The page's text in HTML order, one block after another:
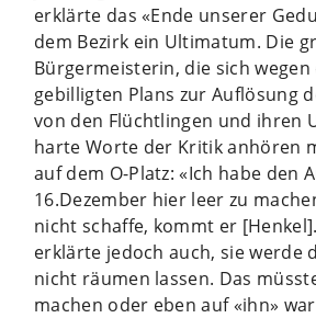
erklärte das «Ende unserer
dem Bezirk ein Ultimatum. Die
Bürgermeisterin, die sich
gebilligten Plans zur Auflösung
von den Flüchtlingen und ihren
harte Worte der Kritik anhören
auf dem O-Platz: «Ich habe den
16.Dezember hier leer zu
nicht schaffe, kommt er
erklärte jedoch auch, sie werde
nicht räumen lassen. Das
machen oder eben auf «ihn»